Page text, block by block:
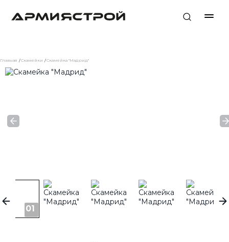
Главная Скамейки Скамейка "Мадрид"